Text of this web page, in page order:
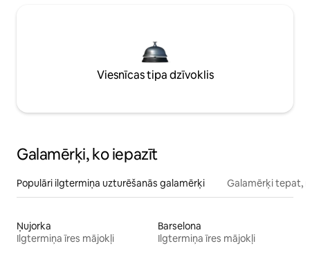
Viesnīcas tipa dzīvoklis
Galamērķi, ko iepazīt
Populāri ilgtermiņa uzturēšanās galamērķi Galamērķi tepat,
Ņujorka
Ilgtermiņa īres mājokļi
Barselona
Ilgtermiņa īres mājokļi